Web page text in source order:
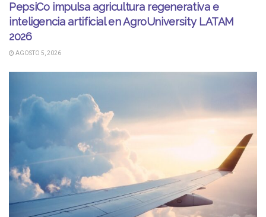
PepsiCo impulsa agricultura regenerativa e
inteligencia artificial en AgroUniversity LATAM
2026
AGOSTO 5, 2026